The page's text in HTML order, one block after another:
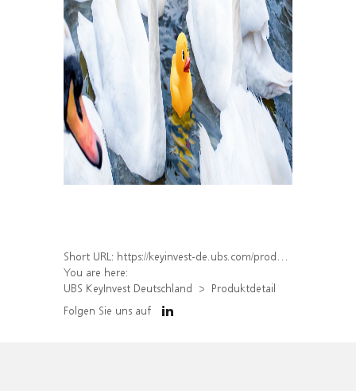
Short URL: https://keyinvest-de.ubs.com/produkt/detail/index/isin/DE000WA4MHX5
You are here:
UBS KeyInvest Deutschland
Produktdetail
Folgen Sie uns auf